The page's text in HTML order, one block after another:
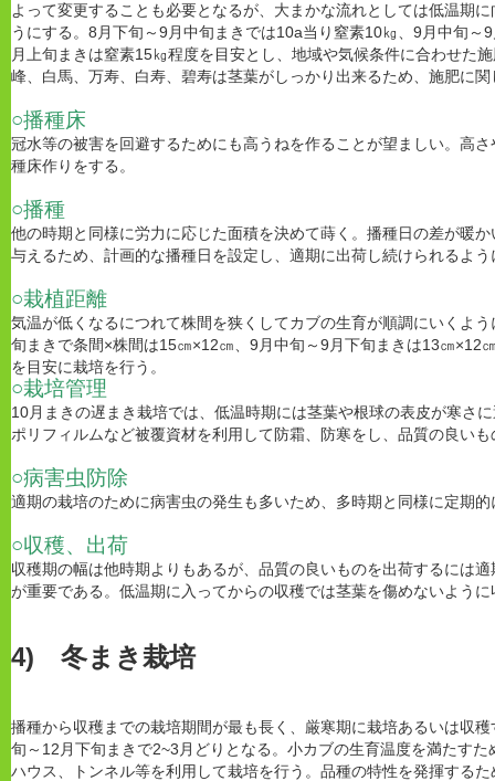
よって変更することも必要となるが、大まかな流れとしては低温期
うにする。8月下旬～9月中旬まきでは10a当り窒素10㎏、9月中旬～
月上旬まきは窒素15㎏程度を目安とし、地域や気候条件に合わせた
峰、白馬、万寿、白寿、碧寿は茎葉がしっかり出来るため、施肥に
○播種床
冠水等の被害を回避するためにも高うねを作ることが望ましい。高
種床作りをする。
○播種
他の時期と同様に労力に応じた面積を決めて蒔く。播種日の差が暖
与えるため、計画的な播種日を設定し、適期に出荷し続けられるよう
○栽植距離
気温が低くなるにつれて株間を狭くしてカブの生育が順調にいくよ
旬まきで条間×株間は15㎝×12㎝、9月中旬～9月下旬まきは13㎝×12
を目安に栽培を行う。
○栽培管理
10月まきの遅まき栽培では、低温時期には茎葉や根球の表皮が寒さ
ポリフィルムなど被覆資材を利用して防霜、防寒をし、品質の良い
○病害虫防除
適期の栽培のために病害虫の発生も多いため、多時期と同様に定期
○収穫、出荷
収穫期の幅は他時期よりもあるが、品質の良いものを出荷するには
が重要である。低温期に入ってからの収穫では茎葉を傷めないよう
4) 冬まき栽培
播種から収穫までの栽培期間が最も長く、厳寒期に栽培あるいは収
旬～12月下旬まきで2~3月どりとなる。小カブの生育温度を満たす
ハウス、トンネル等を利用して栽培を行う。品種の特性を発揮する